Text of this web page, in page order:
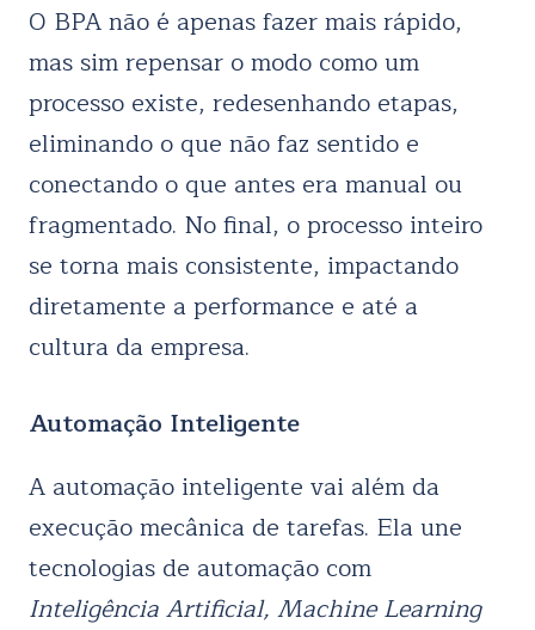
O BPA não é apenas fazer mais rápido,
mas sim repensar o modo como um
processo existe, redesenhando etapas,
eliminando o que não faz sentido e
conectando o que antes era manual ou
fragmentado. No final, o processo inteiro
se torna mais consistente, impactando
diretamente a performance e até a
cultura da empresa.
Automação Inteligente
A automação inteligente vai além da
execução mecânica de tarefas. Ela une
tecnologias de automação com
Inteligência Artificial, Machine Learning